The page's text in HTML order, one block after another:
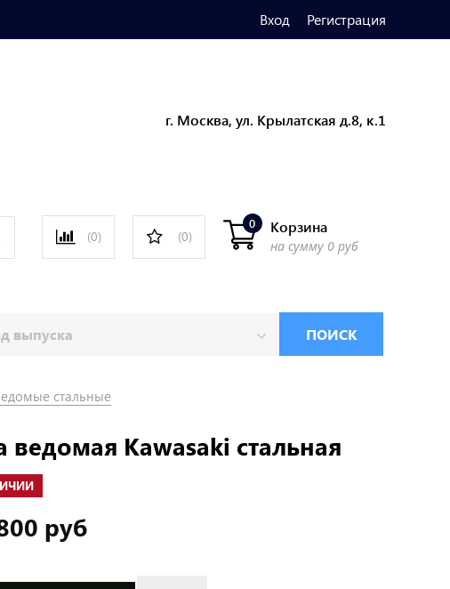
Вход Регистрация
г. Москва, ул. Крылатская д.8, к.1
(0) (0)
Корзина
0
на сумму 0 руб
ПОИСК
стальные
ведомая Kawasaki стальная
руб